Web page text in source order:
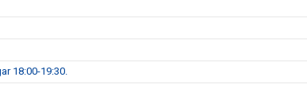
18:00-19:30.